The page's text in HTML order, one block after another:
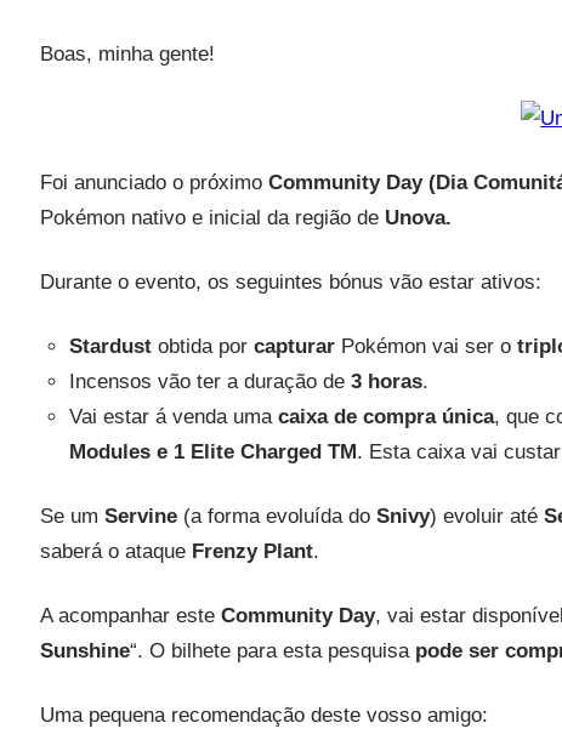
Boas, minha gente!
Foi anunciado o próximo Community Day (Dia
Pokémon nativo e inicial da região de Unova.
Durante o evento, os seguintes bónus vão estar ativos:
Stardustobtida por capturarPokémon vai ser o
Incensos vão ter a duração de 3 horas.
Vai estar á venda uma caixa de compra única, que
Modules e 1 Elite Charged TM. Esta caixa vai custar
Se um Servine (a forma evoluída do Snivy) evoluir até
saberá o ataque Frenzy Plant.
A acompanhar este Community Day, vai estar
Sunshine“. O bilhete para esta pesquisa pode ser
Uma pequena recomendação deste vosso amigo: